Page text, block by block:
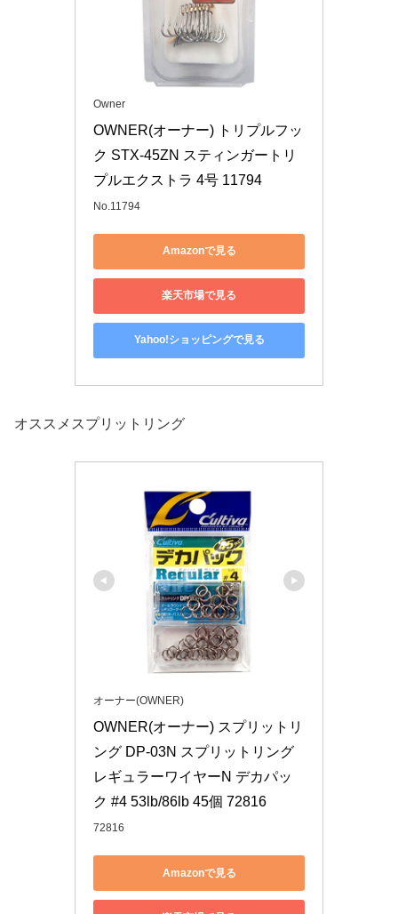
Owner
OWNER(オーナー) トリプルフッ
ク STX-45ZN スティンガートリ
プルエクストラ 4号 11794
No.11794
Amazonで見る
楽天市場で見る
Yahoo!ショッピングで見る
オススメスプリットリング
オーナー(OWNER)
OWNER(オーナー) スプリットリ
ング DP-03N スプリットリング
レギュラーワイヤーN デカパッ
ク #4 53lb/86lb 45個 72816
72816
Amazonで見る